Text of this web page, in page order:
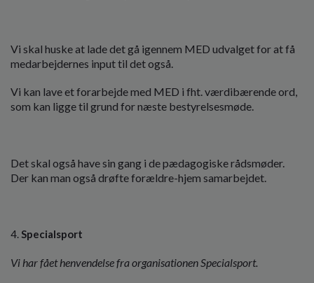
Vi skal huske at lade det gå igennem MED udvalget for at få
medarbejdernes input til det også.
Vi kan lave et forarbejde med MED i fht. værdibærende ord,
som kan ligge til grund for næste bestyrelsesmøde.
Det skal også have sin gang i de pædagogiske rådsmøder.
Der kan man også drøfte forældre-hjem samarbejdet.
Specialsport
Vi har fået henvendelse fra organisationen Specialsport.